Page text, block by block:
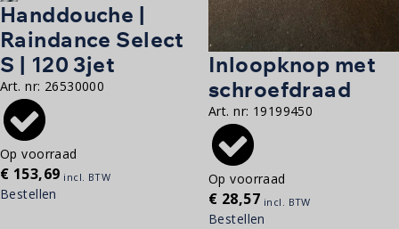
Handdouche |
Raindance Select
S | 120 3jet
Art. nr: 26530000
Op voorraad
€ 153,69 incl. BTW
Bestellen
Inloopknop met
schroefdraad
Art. nr: 19199450
Op voorraad
€ 28,57 incl. BTW
Bestellen